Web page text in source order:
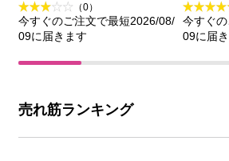
（0）
今すぐのご注文で最短2026/08/
09に届きます
今すぐ
09に届
売れ筋ランキング